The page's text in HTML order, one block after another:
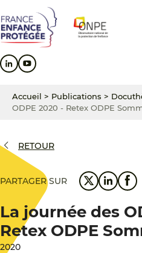
au
contenu
principal
au
menu
principal
au
pied
de
Accueil > Publications >
ODPE 2020 - Retex ODPE
RETOUR
PARTAGER SUR
La journée des
Retex ODPE
2020